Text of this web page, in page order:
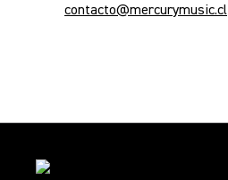
contacto@mercurymusic.cl